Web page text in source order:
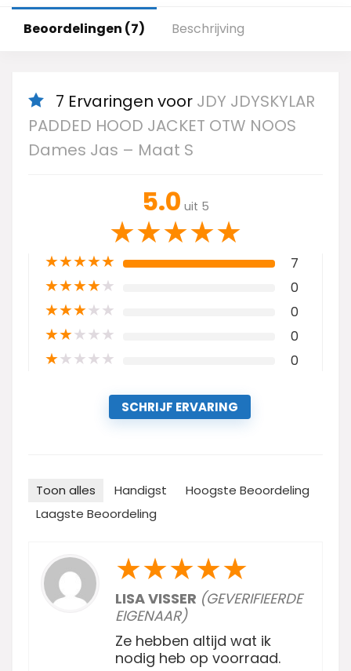
Beoordelingen (7) Beschrijving
7 Ervaringen voor JDY JDYSKYLAR
PADDED HOOD JACKET OTW NOOS
Dames Jas – Maat S
5.0 uit 5
★★★★★
★★★★★ 7
★★★★★ 0
★★★★★ 0
★★★★★ 0
★★★★★ 0
SCHRIJF ERVARING
Toon alles Handigst
Hoogste Beoordeling
Laagste Beoordeling
★★★★★
LISA VISSER (GEVERIFIEERDE
EIGENAAR)
Ze hebben altijd wat ik
nodig heb op voorraad.